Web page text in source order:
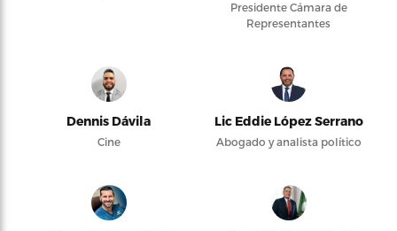
Presidente Cámara de
Representantes
Dennis Dávila
Cine
Lic Eddie López Serrano
Abogado y analista político